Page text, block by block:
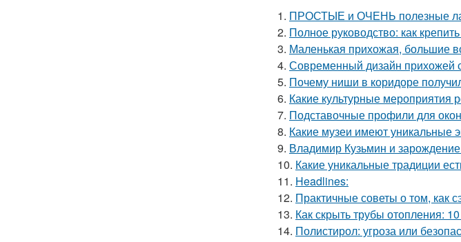
1. ПРОСТЫЕ и ОЧЕНЬ полезные
2. Полное руководство: как
3. Маленькая прихожая, большие
4. Современный дизайн прихожей
5. Почему ниши в коридоре
6. Какие культурные мероприятия
7. Подставочные профили для
8. Какие музеи имеют уникальные
9. Владимир Кузьмин и
10. Какие уникальные традиции
11. Headlines:
12. Практичные советы о том, как
13. Как скрыть трубы отопления:
14. Полистирол: угроза или